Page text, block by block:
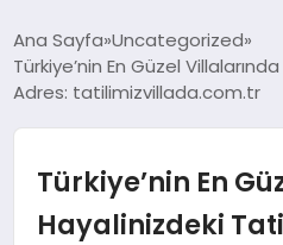
SPOR
TEKNOLOJI
Ana Sayfa Uncategorized
Türkiye’nin En Güzel
Adres: tatilimizvillada.com.tr
Türkiye’nin En
Hayalinizdeki